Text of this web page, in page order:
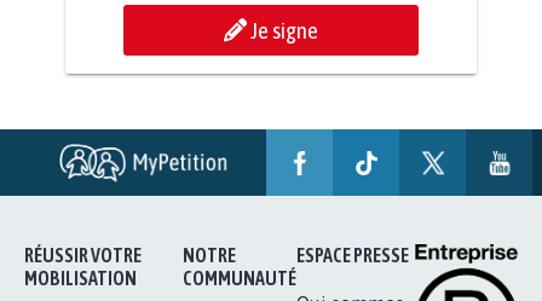
Je signe
STOP AU PROJET AGRIVOLTAÏQUE
AUTOUR DE LA SOURCE...
Je signe